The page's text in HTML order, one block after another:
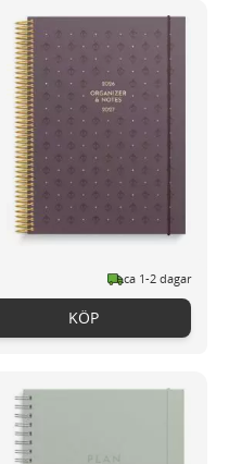
ca 1-2 dagar
KÖP